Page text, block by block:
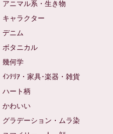
アニマル系・生き物
キャラクター
デニム
ボタニカル
幾何学
ｲﾝﾃﾘｱ・家具･楽器・雑貨
ハート柄
かわいい
グラデーション・ムラ染